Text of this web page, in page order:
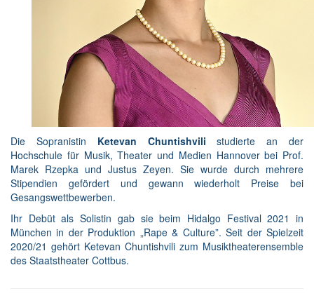
Die Sopranistin Ketevan Chuntishvili studierte an der
Hochschule für Musik, Theater und Medien Hannover bei Prof.
Marek Rzepka und Justus Zeyen. Sie wurde durch mehrere
Stipendien gefördert und gewann wiederholt Preise bei
Gesangswettbewerben.
Ihr Debüt als Solistin gab sie beim Hidalgo Festival 2021 in
München in der Produktion „Rape & Culture”. Seit der Spielzeit
2020/21 gehört Ketevan Chuntishvili zum Musiktheaterensemble
des Staatstheater Cottbus.